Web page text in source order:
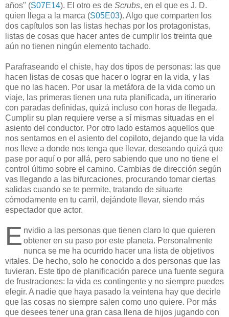
años" (S07E14). El otro es de Scrubs, en el que es J. D.
quien llega a la marca (S05E03). Algo que comparten los
dos capítulos son las listas hechas por los protagonistas,
listas de cosas que hacer antes de cumplir los treinta que
aún no tienen ningún elemento tachado.
Parafraseando el chiste, hay dos tipos de personas: las que
hacen listas de cosas que hacer o lograr en la vida, y las
que no las hacen. Por usar la metáfora de la vida como un
viaje, las primeras tienen una ruta planificada, un itinerario
con paradas definidas, quizá incluso con horas de llegada.
Cumplir su plan requiere verse a sí mismas situadas en el
asiento del conductor. Por otro lado estamos aquellos que
nos sentamos en el asiento del copiloto, dejando que la vida
nos lleve a donde nos tenga que llevar, deseando quizá que
pase por aquí o por allá, pero sabiendo que uno no tiene el
control último sobre el camino. Cambias de dirección según
vas llegando a las bifurcaciones, procurando tomar ciertas
salidas cuando se te permite, tratando de situarte
cómodamente en tu carril, dejándote llevar, siendo más
espectador que actor.
E nvidio a las personas que tienen claro lo que quieren
obtener en su paso por este planeta. Personalmente
nunca se me ha ocurrido hacer una lista de objetivos
vitales. De hecho, solo he conocido a dos personas que las
tuvieran. Este tipo de planificación parece una fuente segura
de frustraciones: la vida es contingente y no siempre puedes
elegir. A nadie que haya pasado la veintena hay que decirle
que las cosas no siempre salen como uno quiere. Por más
que desees tener una gran casa llena de hijos jugando con